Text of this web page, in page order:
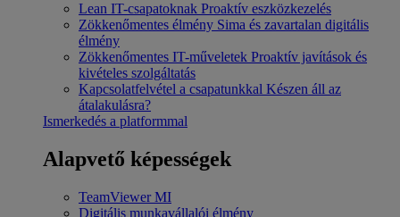
Lean IT-csapatoknak Proaktív eszközkezelés
Zökkenőmentes élmény Sima és zavartalan digitális
élmény
Zökkenőmentes IT-műveletek Proaktív javítások és
kivételes szolgáltatás
Kapcsolatfelvétel a csapatunkkal Készen áll az
átalakulásra?
Ismerkedés a platformmal
Alapvető képességek
TeamViewer MI
Digitális munkavállalói élmény